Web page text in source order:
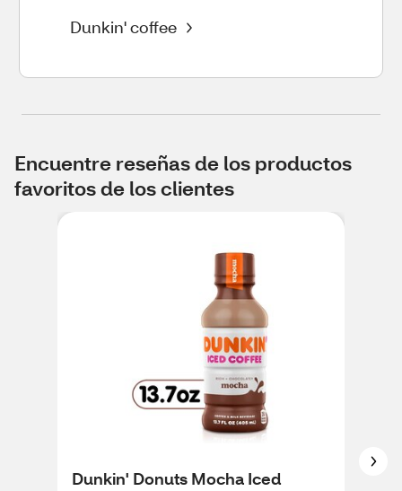
Dunkin' coffee
Encuentre reseñas de los productos
favoritos de los clientes
Dunkin' Donuts Mocha Iced